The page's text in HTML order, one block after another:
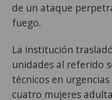
de un ataque
fuego.
La institución
unidades al referido
técnicos en
cuatro mujeres